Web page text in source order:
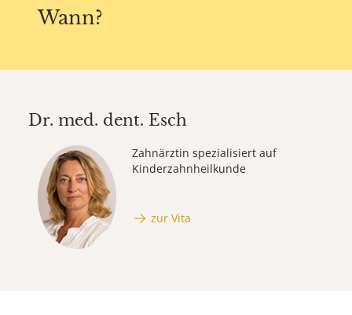
Wann?
Dr. med. dent. Esch
Zahnärztin spezialisiert auf
Kinderzahnheilkunde
zur Vita